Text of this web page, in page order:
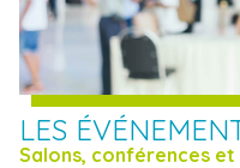
LES
Salons, conférences